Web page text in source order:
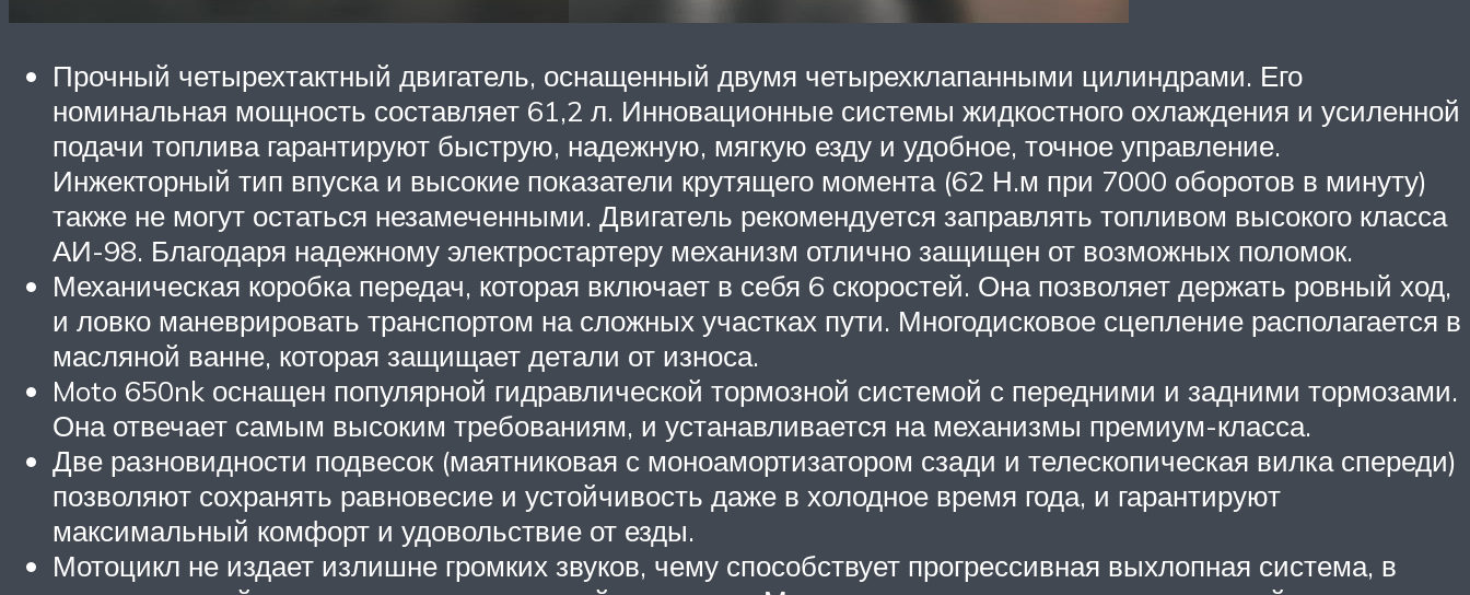
Прочный четырехтактный двигатель, оснащенный двумя четырехклапанными цилиндрами. Его
номинальная мощность составляет 61,2 л. Инновационные системы жидкостного охлаждения и усиленной
подачи топлива гарантируют быструю, надежную, мягкую езду и удобное, точное управление.
Инжекторный тип впуска и высокие показатели крутящего момента (62 Н.м при 7000 оборотов в минуту)
также не могут остаться незамеченными. Двигатель рекомендуется заправлять топливом высокого класса
АИ-98. Благодаря надежному электростартеру механизм отлично защищен от возможных поломок.
Механическая коробка передач, которая включает в себя 6 скоростей. Она позволяет держать ровный ход,
и ловко маневрировать транспортом на сложных участках пути. Многодисковое сцепление располагается в
масляной ванне, которая защищает детали от износа.
Moto 650nk оснащен популярной гидравлической тормозной системой с передними и задними тормозами.
Она отвечает самым высоким требованиям, и устанавливается на механизмы премиум-класса.
Две разновидности подвесок (маятниковая с моноамортизатором сзади и телескопическая вилка спереди)
позволяют сохранять равновесие и устойчивость даже в холодное время года, и гарантируют
максимальный комфорт и удовольствие от езды.
Мотоцикл не издает излишне громких звуков, чему способствует прогрессивная выхлопная система, в